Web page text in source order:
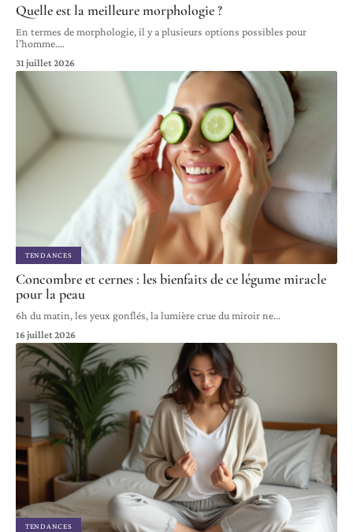
Quelle est la meilleure morphologie ?
En termes de morphologie, il y a plusieurs options possibles pour
l’homme.…
31 juillet 2026
TENDANCES
Concombre et cernes : les bienfaits de ce légume miracle
pour la peau
6h du matin, les yeux gonflés, la lumière crue du miroir ne…
16 juillet 2026
TENDANCES